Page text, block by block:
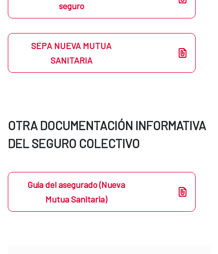
seguro
SEPA NUEVA MUTUA
SANITARIA
OTRA DOCUMENTACIÓN INFORMATIVA
DEL SEGURO COLECTIVO
Guía del asegurado (Nueva
Mutua Sanitaria)